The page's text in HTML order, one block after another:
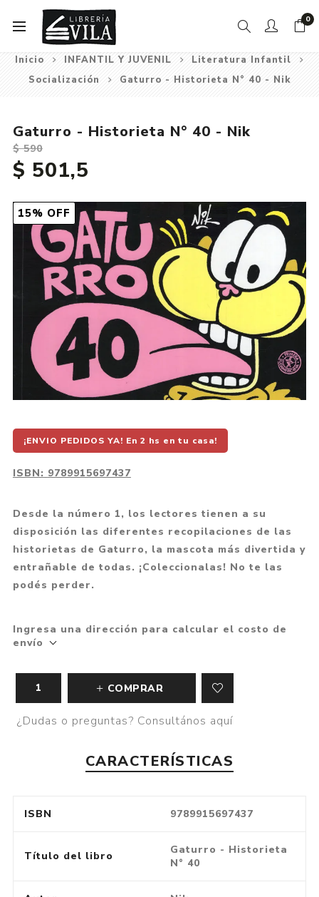
0
Inicio INFANTIL Y JUVENIL
Literatura Infantil
Socialización
Gaturro - Historieta N° 40 - Nik
15% OFF
Gaturro - Historieta N° 40 - Nik
$ 590
$ 501,5
¡ENVIO PEDIDOS YA! En 2 hs en tu casa!
ISBN: 9789915697437
Desde la número 1, los lectores tienen a su
disposición las diferentes recopilaciones de las
historietas de Gaturro, la mascota más divertida y
entrañable de todas. ¡Coleccionalas! No te las
podés perder.
Ingresa una dirección para calcular el costo de
envío
COMPRAR
¿Dudas o preguntas? Consultános aquí
CARACTERÍSTICAS
ISBN 9789915697437
Título del libro
Gaturro - Historieta
N° 40